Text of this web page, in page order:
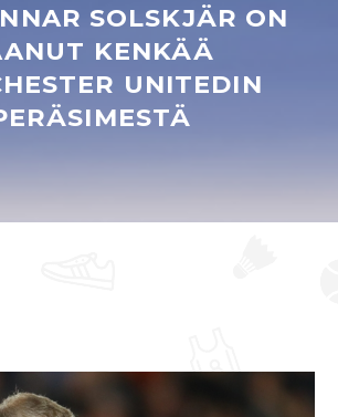
SOLSKJÄR ON
KENKÄÄ
UNITEDIN